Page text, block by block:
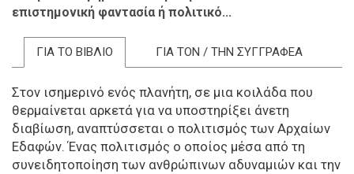
επιστημονική φαντασία ή πολιτικό...
ΓΙΑ ΤΟ ΒΙΒΛΙΟ ΓΙΑ ΤΟΝ / ΤΗΝ ΣΥΓΓΡΑΦΕΑ
Στον ισημερινό ενός πλανήτη, σε μια κοιλάδα που
θερμαίνεται αρκετά για να υποστηρίξει άνετη
διαβίωση, αναπτύσσεται ο πολιτισμός των Αρχαίων
Εδαφών. Ένας πολιτισμός ο οποίος μέσα από τη
συνειδητοποίηση των ανθρώπινων αδυναμιών και την